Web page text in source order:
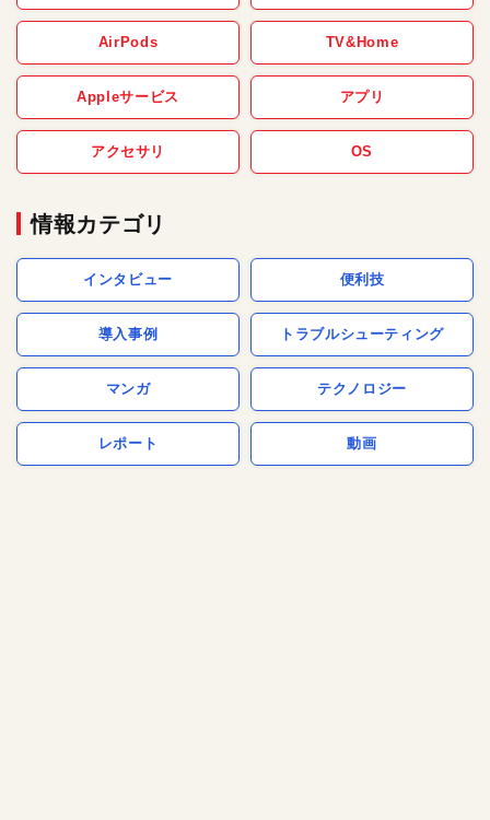
AirPods TV&Home
Appleサービス アプリ
アクセサリ OS
情報カテゴリ
インタビュー 便利技
導入事例 トラブルシューティング
マンガ テクノロジー
レポート 動画